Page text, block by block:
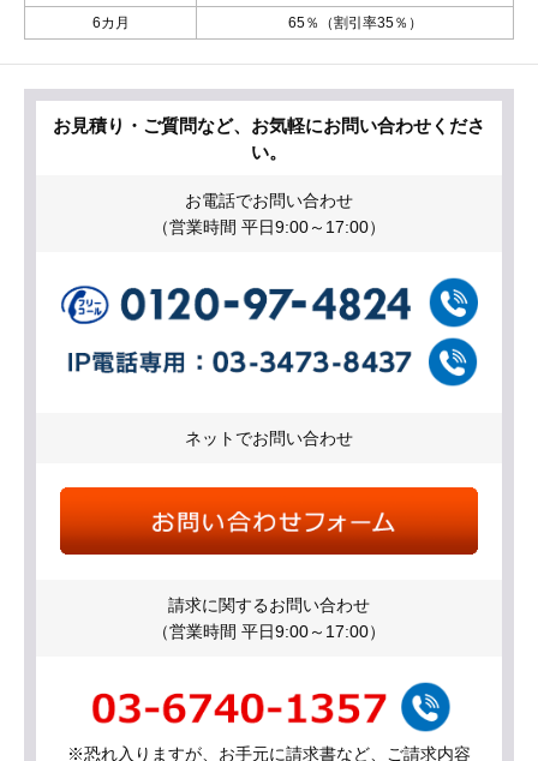
6カ月
65％（割引率35％）
お見積り・ご質問など、お気軽にお問い合わせくださ
い。
お電話でお問い合わせ
（営業時間 平日9:00～17:00）
ネットでお問い合わせ
請求に関するお問い合わせ
（営業時間 平日9:00～17:00）
※恐れ入りますが、お手元に請求書など、ご請求内容